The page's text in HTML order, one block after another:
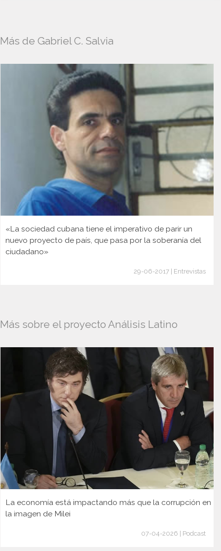
Más de Gabriel C. Salvia
«La sociedad cubana tiene el imperativo de parir un
nuevo proyecto de país, que pasa por la soberanía del
ciudadano»
29-06-2017 | Entrevistas
Más sobre el proyecto Análisis Latino
La economía está impactando más que la corrupción en
la imagen de Milei
07-04-2026 | Podcast